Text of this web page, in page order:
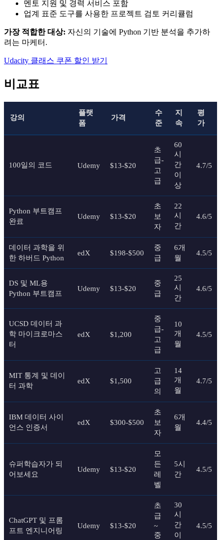
멘토 지원 및 경력 서비스 포함
업계 표준 도구를 사용한 프로젝트 검토 커리큘럼
가장 적합한 대상: 자신의 기술에 Python 기반 분석을 추가하
려는 마케터.
Udacity 클래스 쿠폰 할인 받기
비교표
강의
플랫
폼
가격
수
준
지
속
평
가
100일의 코드 Udemy $13-$20
초
급-
고
급
60
시
간
이
상
4.7/5
Python 부트캠프
완료
Udemy $13-$20
초
보
자
22
시
간
4.6/5
데이터 과학을 위
한 하버드 Python
edX $198-$500
중
급
6개
월
4.5/5
DS 및 ML용
Python 부트캠프
Udemy $13-$20
중
급
25
시
간
4.6/5
UCSD 데이터 과
학 마이크로마스
터
edX $1,200
중
급-
고
급
10
개
월
4.5/5
MIT 통계 및 데이
터 과학
edX $1,500
고
급
의
14
개
월
4.7/5
IBM 데이터 사이
언스 인증서
edX $300-$500
초
보
자
6개
월
4.4/5
슈퍼학습자가 되
어보세요
Udemy $13-$20
모
든
레
벨
5시
간
4.5/5
ChatGPT 및 프롬
프트 엔지니어링
Udemy $13-$20
초
급
~
중
30
시
간
이
4.5/5